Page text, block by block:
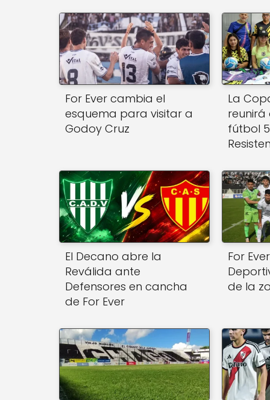
k
For Ever cambia el
esquema para visitar a
Godoy Cruz
La
reunirá
fútbol
El Decano abre la
Reválida ante
Defensores en cancha
de For Ever
For
de la